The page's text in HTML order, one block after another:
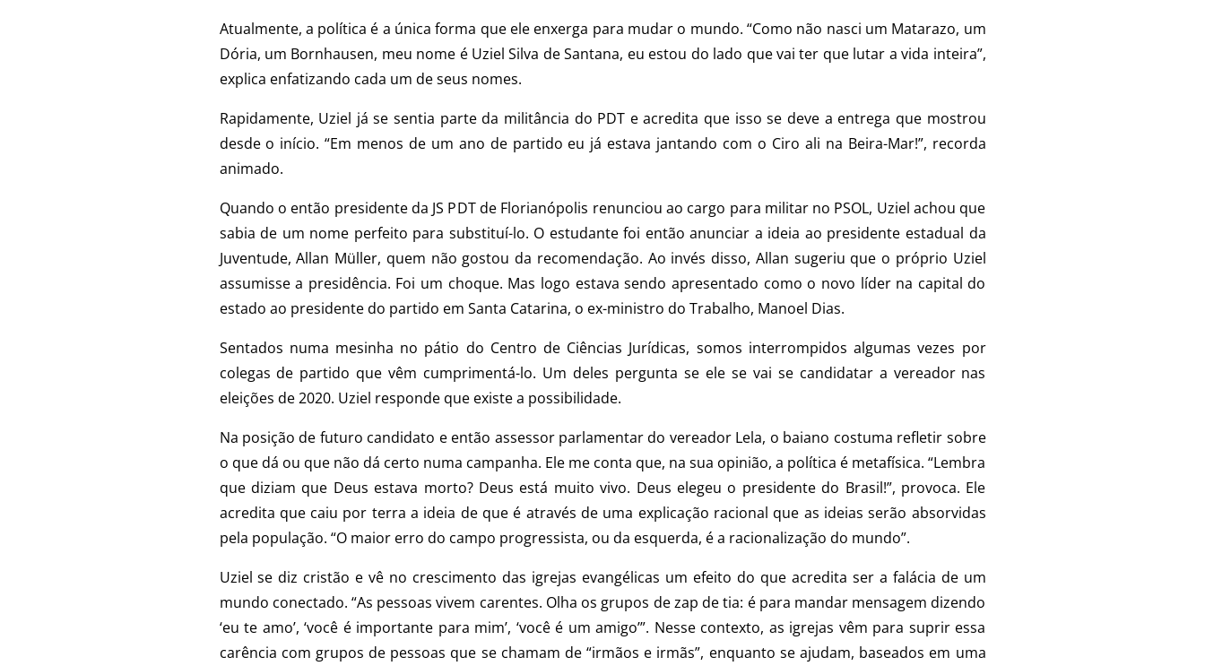
Atualmente, a política é a única forma que ele enxerga para mudar o mundo. “Como não nasci um Matarazo, um
Dória, um Bornhausen, meu nome é Uziel Silva de Santana, eu estou do lado que vai ter que lutar a vida inteira”,
explica enfatizando cada um de seus nomes.
Rapidamente, Uziel já se sentia parte da militância do PDT e acredita que isso se deve a entrega que mostrou
desde o início. “Em menos de um ano de partido eu já estava jantando com o Ciro ali na Beira-Mar!”, recorda
animado.
Quando o então presidente da JS PDT de Florianópolis renunciou ao cargo para militar no PSOL, Uziel achou que
sabia de um nome perfeito para substituí-lo. O estudante foi então anunciar a ideia ao presidente estadual da
Juventude, Allan Müller, quem não gostou da recomendação. Ao invés disso, Allan sugeriu que o próprio Uziel
assumisse a presidência. Foi um choque. Mas logo estava sendo apresentado como o novo líder na capital do
estado ao presidente do partido em Santa Catarina, o ex-ministro do Trabalho, Manoel Dias.
Sentados numa mesinha no pátio do Centro de Ciências Jurídicas, somos interrompidos algumas vezes por
colegas de partido que vêm cumprimentá-lo. Um deles pergunta se ele se vai se candidatar a vereador nas
eleições de 2020. Uziel responde que existe a possibilidade.
Na posição de futuro candidato e então assessor parlamentar do vereador Lela, o baiano costuma refletir sobre
o que dá ou que não dá certo numa campanha. Ele me conta que, na sua opinião, a política é metafísica. “Lembra
que diziam que Deus estava morto? Deus está muito vivo. Deus elegeu o presidente do Brasil!”, provoca. Ele
acredita que caiu por terra a ideia de que é através de uma explicação racional que as ideias serão absorvidas
pela população. “O maior erro do campo progressista, ou da esquerda, é a racionalização do mundo”.
Uziel se diz cristão e vê no crescimento das igrejas evangélicas um efeito do que acredita ser a falácia de um
mundo conectado. “As pessoas vivem carentes. Olha os grupos de zap de tia: é para mandar mensagem dizendo
‘eu te amo’, ‘você é importante para mim’, ‘você é um amigo’”. Nesse contexto, as igrejas vêm para suprir essa
carência com grupos de pessoas que se chamam de “irmãos e irmãs”, enquanto se ajudam, baseados em uma